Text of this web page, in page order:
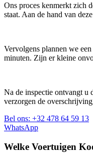
Ons proces kenmerkt zich
staat. Aan de hand van
Vervolgens plannen we
minuten. Zijn er kleine
Na de inspectie ontvangt u
verzorgen de
Bel ons: +32 478 64 59 13
WhatsApp
Welke Voertuigen